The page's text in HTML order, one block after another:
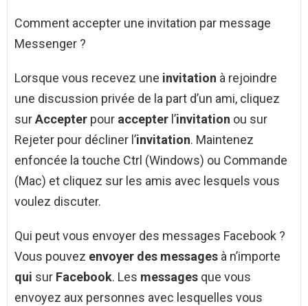
Comment accepter une invitation par message
Messenger ?
Lorsque vous recevez une invitation à rejoindre
une discussion privée de la part d’un ami, cliquez
surAccepter pour accepter l’invitation ou sur
Rejeter pour décliner l’invitation. Maintenez
enfoncée la touche Ctrl (Windows) ou Commande
(Mac) et cliquez sur les amis avec lesquels vous
voulez discuter.
Qui peut vous envoyer des messages Facebook ?
Vous pouvez envoyer des messages à n’importe
qui sur Facebook. Les messages que vous
envoyez aux personnes avec lesquelles vous